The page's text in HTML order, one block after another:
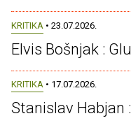
KRITIKA • 23.07.2026.
Elvis Bošnjak :
KRITIKA • 17.07.2026.
Stanislav Habjan